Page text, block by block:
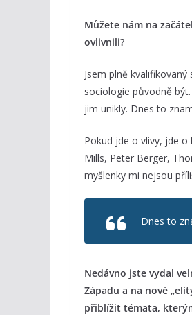
Můžete nám na
ovlivnili?
Jsem plně
sociologie původně
jim unikly. Dnes to
Pokud jde o vlivy, jde o
Mills, Peter Berger,
myšlenky mi nejsou
Dnes to
Nedávno jste vydal
Západu a na nové
přiblížit témata,